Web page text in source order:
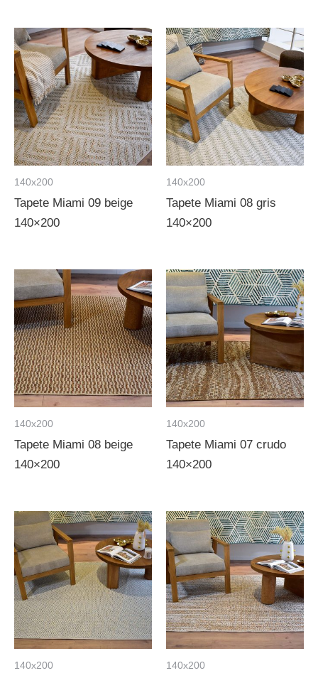
140x200
Tapete Miami 09 beige
140×200
140x200
Tapete Miami 08 gris
140×200
140x200
Tapete Miami 08 beige
140×200
140x200
Tapete Miami 07 crudo
140×200
140x200 140x200